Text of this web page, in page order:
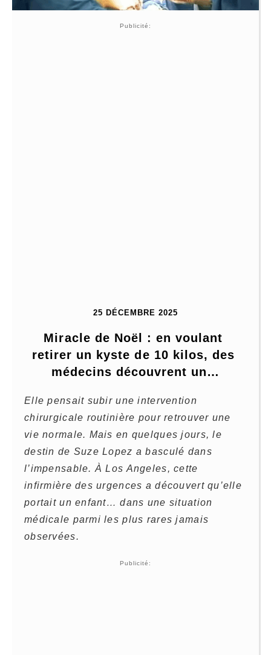
Publicité:
25 DÉCEMBRE 2025
Miracle de Noël : en voulant
retirer un kyste de 10 kilos, des
médecins découvrent un…
Elle pensait subir une intervention
chirurgicale routinière pour retrouver une
vie normale. Mais en quelques jours, le
destin de Suze Lopez a basculé dans
l’impensable. À Los Angeles, cette
infirmière des urgences a découvert qu’elle
portait un enfant… dans une situation
médicale parmi les plus rares jamais
observées.
Publicité: